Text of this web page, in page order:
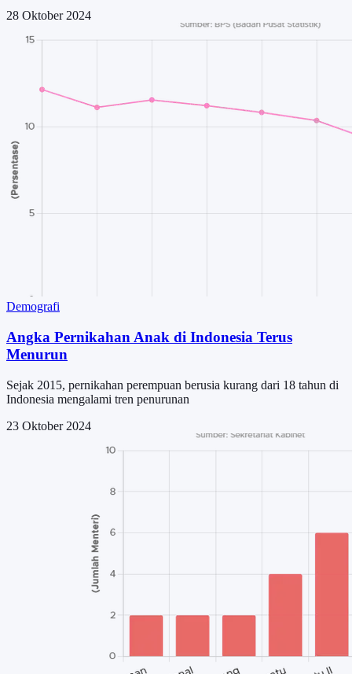
28 Oktober 2024
Demografi
Angka Pernikahan Anak di Indonesia Terus
Menurun
Sejak 2015, pernikahan perempuan berusia kurang dari 18 tahun di
Indonesia mengalami tren penurunan
23 Oktober 2024